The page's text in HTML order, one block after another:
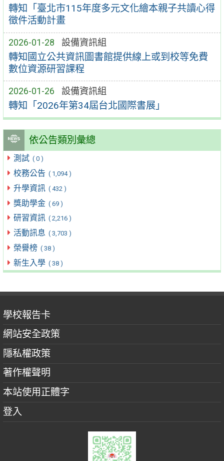
轉知「臺北市115年度多元文化繪本親子共讀心得
徵件活動計畫
2026-01-28 設備資訊組
轉知國立公共資訊圖書館提供線上或到校等免費
數位資源研習課程
2026-01-26 設備資訊組
轉知「2026年第34屆台北國際書展」
依公告類別彙總
測試 ( 0 )
校務公告 ( 1,094 )
升學資訊 ( 432 )
獎助學金 ( 69 )
研習資訊 ( 2,216 )
活動訊息 ( 3,703 )
榮譽榜 ( 38 )
新生入學 ( 38 )
學校報告卡
網站安全政策
隱私權政策
著作權聲明
本站使用正體字
登入